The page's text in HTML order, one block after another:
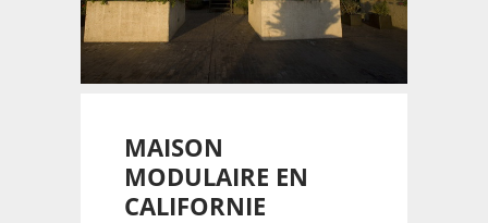
MAISON
MODULAIRE EN
CALIFORNIE